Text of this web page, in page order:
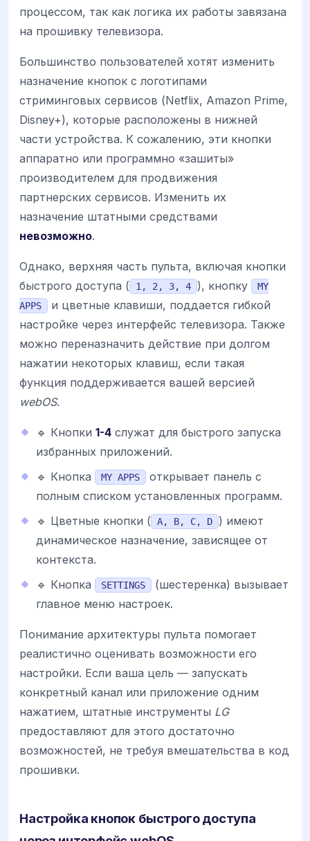
процессом, так как логика их работы завязана
на прошивку телевизора.
Большинство пользователей хотят изменить
назначение кнопок с логотипами
стриминговых сервисов (Netflix, Amazon Prime,
Disney+), которые расположены в нижней
части устройства. К сожалению, эти кнопки
аппаратно или программно «зашиты»
производителем для продвижения
партнерских сервисов. Изменить их
назначение штатными средствами
невозможно.
Однако, верхняя часть пульта, включая кнопки
быстрого доступа (
1, 2, 3, 4 ), кнопку
MY
APPS
и цветные клавиши, поддается гибкой
настройке через интерфейс телевизора. Также
можно переназначить действие при долгом
нажатии некоторых клавиш, если такая
функция поддерживается вашей версией
webOS.
🔹 Кнопки 1-4 служат для быстрого запуска
избранных приложений.
🔹 Кнопка
MY APPS
открывает панель с
полным списком установленных программ.
🔹 Цветные кнопки (
A, B, C, D
) имеют
динамическое назначение, зависящее от
контекста.
🔹 Кнопка
SETTINGS
(шестеренка) вызывает
главное меню настроек.
Понимание архитектуры пульта помогает
реалистично оценивать возможности его
настройки. Если ваша цель — запускать
конкретный канал или приложение одним
нажатием, штатные инструменты LG
предоставляют для этого достаточно
возможностей, не требуя вмешательства в код
прошивки.
Настройка кнопок быстрого доступа